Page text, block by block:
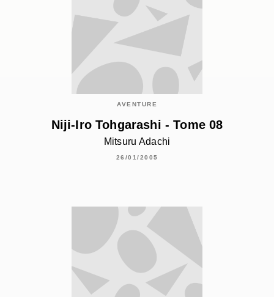
AVENTURE
Niji-Iro Tohgarashi - Tome 08
Mitsuru Adachi
26/01/2005